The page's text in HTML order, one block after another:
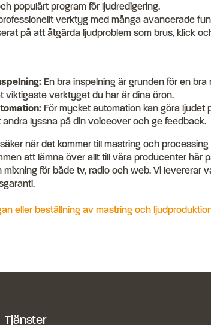
populärt program för ljudredigering.
verktyg med många avancerade
på att åtgärda ljudproblem som brus, klick
En bra inspelning är grunden för en bra
viktigaste verktyget du har är dina öron.
För mycket automation kan göra ljudet
lyssna på din voiceover och ge feedback.
när det kommer till mastring och
att lämna över allt till våra producenter här
för både tv, radio och web. Vi levererar
eller beställning av mastring och
Tjänster